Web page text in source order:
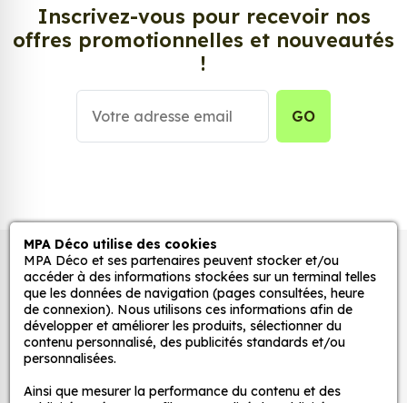
Istanbul Agop, aussi connus sous le nom
d’autocollant, d’adhésifs ou de vinyle, sont
tendances et très populaires pour décorer votre
intérieur ou votre véhicule.
Grâce à notre sélection de stickers et autocollants,
adaptez la décoration d’une pièce, d’une voiture,
d’un meuble, d’une porte et de toute autre surface,
et ce, à moindre coût et sans effort.
Quels sont les avantages de nos stickers
décoration ?
Une grande variété de motifs et de couleurs :
Inscrivez-vous pour recevoir nos
offres promotionnelles et nouveautés
!
GO
Autocollants pour véhicules et stickers
décoratifs
MPA Déco
MPA Déco utilise des cookies
MPA Déco et ses partenaires peuvent stocker et/ou
accéder à des informations stockées sur un terminal telles
que les données de navigation (pages consultées, heure
de connexion). Nous utilisons ces informations afin de
développer et améliorer les produits, sélectionner du
contenu personnalisé, des publicités standards et/ou
personnalisées.
Ainsi que mesurer la performance du contenu et des